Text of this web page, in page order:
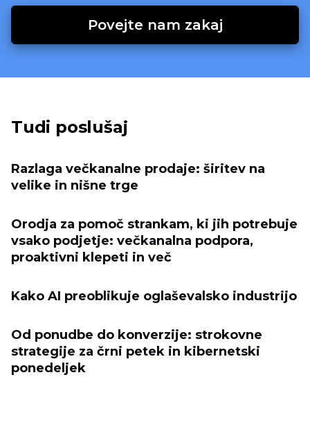
Povejte nam zakaj
Tudi poslušaj
Razlaga večkanalne prodaje: širitev na
velike in nišne trge
Orodja za pomoč strankam, ki jih potrebuje
vsako podjetje: večkanalna podpora,
proaktivni klepeti in več
Kako AI preoblikuje oglaševalsko industrijo
Od ponudbe do konverzije: strokovne
strategije za črni petek in kibernetski
ponedeljek